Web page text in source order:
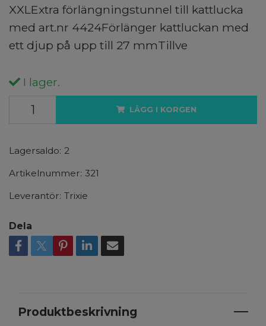
XXLExtra förlängningstunnel till kattlucka
med art.nr 4424Förlänger kattluckan med
ett djup på upp till 27 mmTillve
I lager.
LÄGG I KORGEN
Lagersaldo: 2
Artikelnummer: 321
Leverantör: Trixie
Dela
Produktbeskrivning